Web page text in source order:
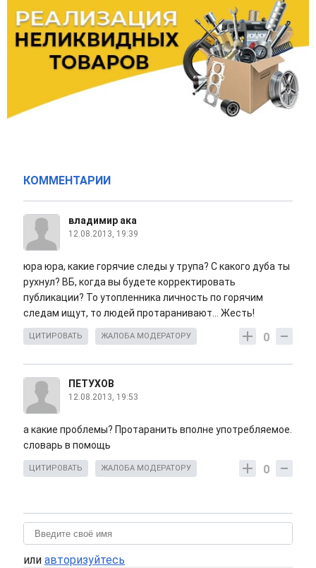
КОММЕНТАРИИ
владимир ака
12.08.2013, 19:39
юра юра, какие горячие следы у трупа? С какого дуба ты
рухнул? ВБ, когда вы будете корректировать
публикации? То утопленника личность по горячим
следам ищут, то людей протаранивают... Жесть!
0
ЦИТИРОВАТЬ ЖАЛОБА МОДЕРАТОРУ
ПЕТУХОВ
12.08.2013, 19:53
а какие проблемы? Протаранить вполне употребляемое.
словарь в помощь
0
ЦИТИРОВАТЬ ЖАЛОБА МОДЕРАТОРУ
или авторизуйтесь